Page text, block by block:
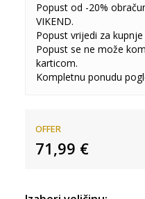
Popust od -20%
VIKEND.
Popust vrijedi za
Popust se ne može
karticom.
Kompletnu ponudu
OFFER
71,99 €